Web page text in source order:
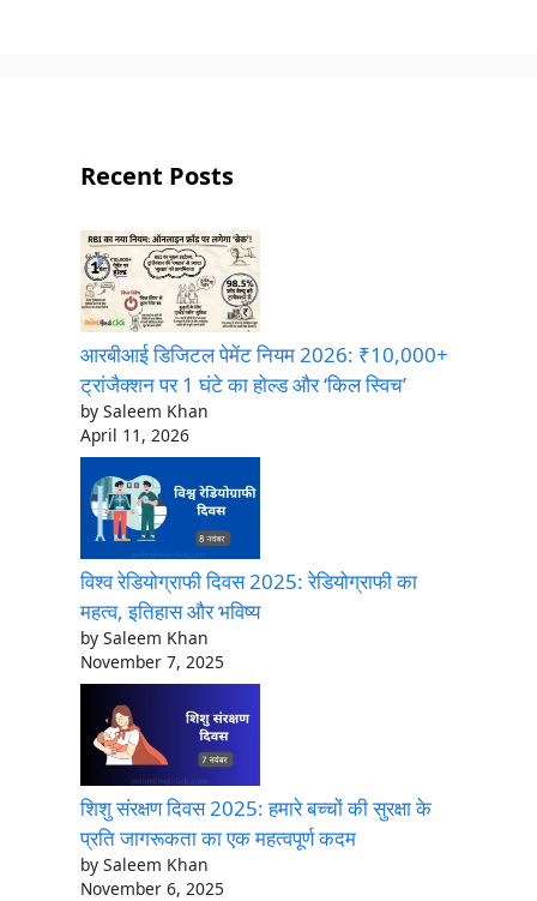
Recent Posts
आरबीआई डिजिटल पेमेंट नियम 2026: ₹10,000+
ट्रांजैक्शन पर 1 घंटे का होल्ड और ‘किल स्विच’
by Saleem Khan
April 11, 2026
विश्व रेडियोग्राफी दिवस 2025: रेडियोग्राफी का
महत्व, इतिहास और भविष्य
by Saleem Khan
November 7, 2025
शिशु संरक्षण दिवस 2025: हमारे बच्चों की सुरक्षा के
प्रति जागरूकता का एक महत्वपूर्ण कदम
by Saleem Khan
November 6, 2025